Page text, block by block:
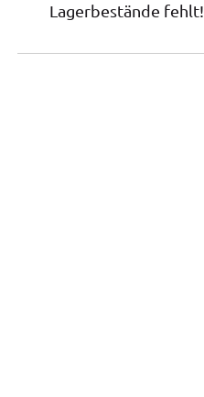
Lagerbestände fehlt!